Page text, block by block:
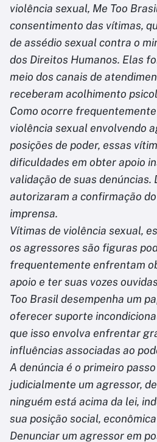
violência sexual, Me Too
consentimento das vítimas,
de assédio sexual contra o
dos Direitos Humanos. Elas
meio dos canais de
receberam acolhimento
Como ocorre
violência sexual envolvendo
posições de poder, essas
dificuldades em obter apoio
validação de suas denúncias.
autorizaram a confirmação
imprensa.
Vítimas de violência sexual,
os agressores são figuras
frequentemente enfrentam
apoio e ter suas vozes
Too Brasil desempenha um
oferecer suporte
que isso envolva enfrentar
influências associadas ao
A denúncia é o primeiro
judicialmente um agressor,
ninguém está acima da lei,
sua posição social,
Denunciar um agressor em